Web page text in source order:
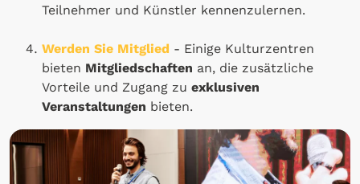
Teilnehmer und Künstler kennenzulernen.
Werden Sie Mitglied - Einige Kulturzentren
bieten Mitgliedschaften an, die zusätzliche
Vorteile und Zugang zu exklusiven
Veranstaltungen bieten.